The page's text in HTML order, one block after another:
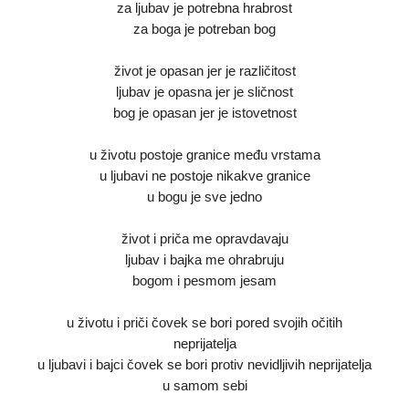
za ljubav je potrebna hrabrost
za boga je potreban bog
život je opasan jer je različitost
ljubav je opasna jer je sličnost
bog je opasan jer je istovetnost
u životu postoje granice među vrstama
u ljubavi ne postoje nikakve granice
u bogu je sve jedno
život i priča me opravdavaju
ljubav i bajka me ohrabruju
bogom i pesmom jesam
u životu i priči čovek se bori pored svojih očitih
neprijatelja
u ljubavi i bajci čovek se bori protiv nevidljivih neprijatelja
u samom sebi